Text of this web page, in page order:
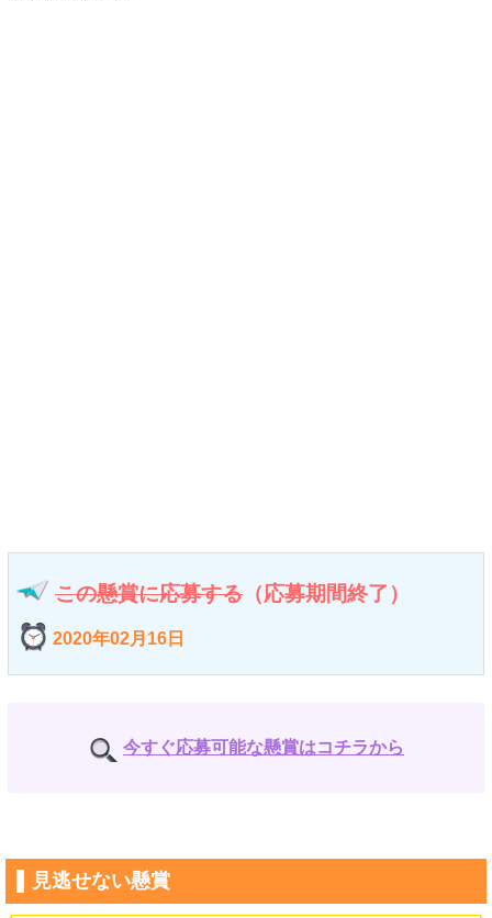
この懸賞に応募する （応募期間終了）
2020年02月16日
今すぐ応募可能な懸賞はコチラから
見逃せない懸賞